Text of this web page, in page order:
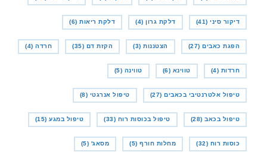
דיקור סיני (41) דלקת גרון (4) דלקת ריאות (6)
הפגת כאבים (27) הצטננות (3) הקזת דם (35) חרדה (4)
חרדות (4) טווינא (6) טווינה (5)
טיפול אלטרנטיבי בכאבים (27) טיפול אנרגטי (8)
טיפול בכאב (28) טיפול בכוסות רוח (33) טיפול במגע (15)
כוסות רוח (32) מחלות חורף (5) מסאג' (5)